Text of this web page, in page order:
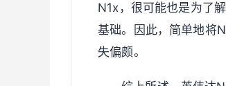
N1x，很可能也是为了
基础。因此，简单地将
失偏颇。